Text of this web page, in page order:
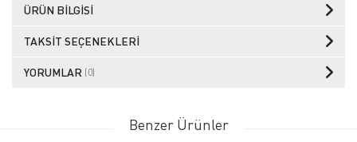
ÜRÜN BILGISI
TAKSIT SEÇENEKLERI
YORUMLAR (0)
Benzer Ürünler